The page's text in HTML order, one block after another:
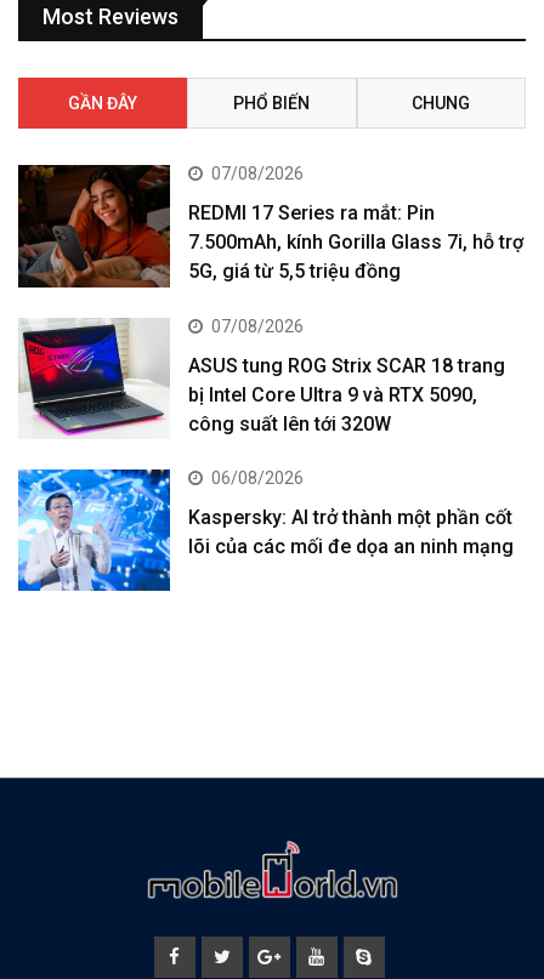
Most Reviews
GẦN ĐÂY PHỔ BIẾN CHUNG
07/08/2026
REDMI 17 Series ra mắt: Pin
7.500mAh, kính Gorilla Glass 7i, hỗ trợ
5G, giá từ 5,5 triệu đồng
07/08/2026
ASUS tung ROG Strix SCAR 18 trang
bị Intel Core Ultra 9 và RTX 5090,
công suất lên tới 320W
06/08/2026
Kaspersky: AI trở thành một phần cốt
lõi của các mối đe dọa an ninh mạng